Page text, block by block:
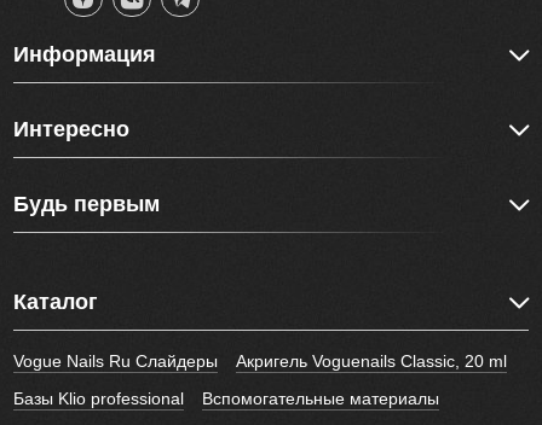
Информация
Интересно
Будь первым
Каталог
Vogue Nails Ru Слайдеры
Акригель Voguenails Classic, 20 ml
Базы Klio professional
Вспомогательные материалы